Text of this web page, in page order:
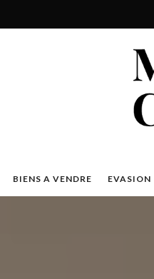
BIENS A VENDRE EVASION